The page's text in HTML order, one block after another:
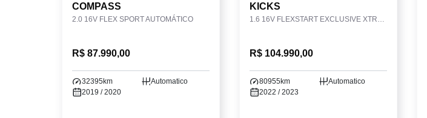
COMPASS
2.0 16V FLEX SPORT AUTOMÁTICO
R$ 87.990,00
32395km
Automatico
2019 / 2020
KICKS
1.6 16V FLEXSTART EXCLUSIVE XTRONIC
R$ 104.990,00
80955km
Automatico
2022 / 2023